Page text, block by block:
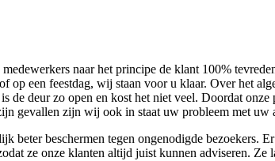
naar het principe de klant 100%
een feestdag, wij staan voor u klaar. Over het
de deur zo open en kost het niet veel. Doordat
gevallen zijn wij ook in staat uw probleem met uw
beschermen tegen ongenodigde bezoekers.
ze onze klanten altijd juist kunnen adviseren. Ze